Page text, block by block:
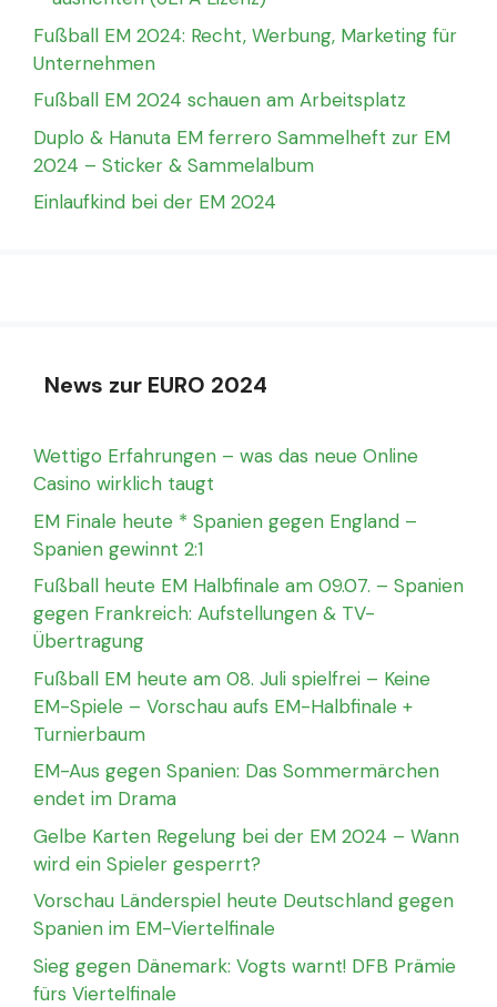
Fußball EM 2024: Recht, Werbung, Marketing für
Unternehmen
Fußball EM 2024 schauen am Arbeitsplatz
Duplo & Hanuta EM ferrero Sammelheft zur EM
2024 – Sticker & Sammelalbum
Einlaufkind bei der EM 2024
News zur EURO 2024
Wettigo Erfahrungen – was das neue Online
Casino wirklich taugt
EM Finale heute * Spanien gegen England –
Spanien gewinnt 2:1
Fußball heute EM Halbfinale am 09.07. – Spanien
gegen Frankreich: Aufstellungen & TV-
Übertragung
Fußball EM heute am 08. Juli spielfrei – Keine
EM-Spiele – Vorschau aufs EM-Halbfinale +
Turnierbaum
EM-Aus gegen Spanien: Das Sommermärchen
endet im Drama
Gelbe Karten Regelung bei der EM 2024 – Wann
wird ein Spieler gesperrt?
Vorschau Länderspiel heute Deutschland gegen
Spanien im EM-Viertelfinale
Sieg gegen Dänemark: Vogts warnt! DFB Prämie
fürs Viertelfinale